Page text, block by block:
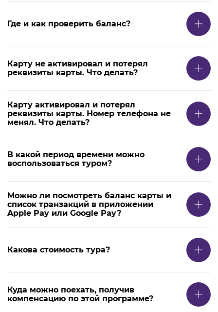
Где и как проверить баланс?
Карту не активировал и потерял
реквизиты карты. Что делать?
Карту активировал и потерял
реквизиты карты. Номер телефона не
менял. Что делать?
В какой период времени можно
воспользоваться туром?
Можно ли посмотреть баланс карты и
список транзакций в приложении
Apple Pay или Google Pay?
Какова стоимость тура?
Куда можно поехать, получив
компенсацию по этой программе?